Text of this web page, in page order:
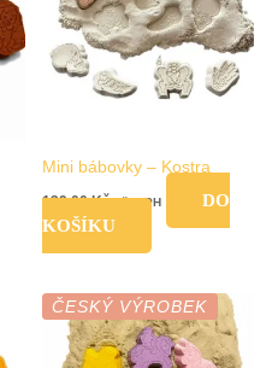
Mini bábovky – Kostra
139,00Kč vč. DPH
DO
KOŠÍKU
ČESKÝ VÝROBEK